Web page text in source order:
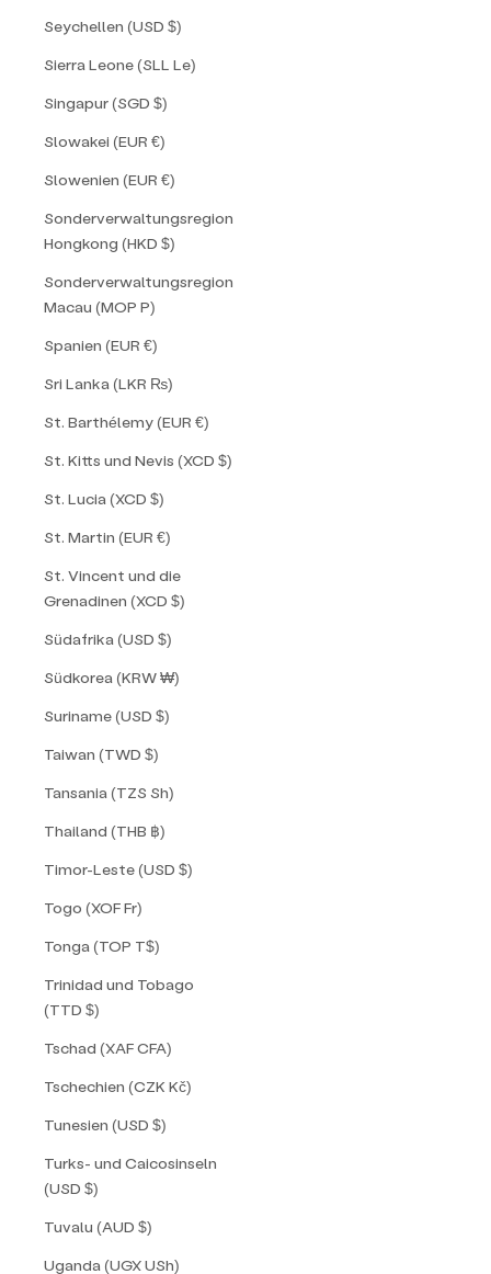
Seychellen (USD $)
Sierra Leone (SLL Le)
Singapur (SGD $)
Slowakei (EUR €)
Slowenien (EUR €)
Sonderverwaltungsregion
Hongkong (HKD $)
Sonderverwaltungsregion
Macau (MOP P)
Spanien (EUR €)
Sri Lanka (LKR ₨)
St. Barthélemy (EUR €)
St. Kitts und Nevis (XCD $)
St. Lucia (XCD $)
St. Martin (EUR €)
St. Vincent und die
Grenadinen (XCD $)
Südafrika (USD $)
Südkorea (KRW ₩)
Suriname (USD $)
Taiwan (TWD $)
Tansania (TZS Sh)
Thailand (THB ฿)
Timor-Leste (USD $)
Togo (XOF Fr)
Tonga (TOP T$)
Trinidad und Tobago
(TTD $)
Tschad (XAF CFA)
Tschechien (CZK Kč)
Tunesien (USD $)
Turks- und Caicosinseln
(USD $)
Tuvalu (AUD $)
Uganda (UGX USh)